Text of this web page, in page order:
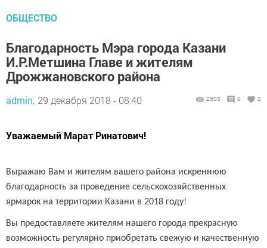
ОБЩЕСТВО
Благодарность Мэра города Казани
И.Р.Метшина Главе и жителям
Дрожжановского района
admin, 29 декабря 2018 - 08:40 2503 0 2
Уважаемый Марат Ринатович!
Выражаю Вам и жителям вашего района искреннюю
благодарность за проведение сельскохозяйственных
ярмарок на территории Казани в 2018 году!
Вы предоставляете жителям нашего города прекрасную
возможность регулярно приобретать свежую и качественную